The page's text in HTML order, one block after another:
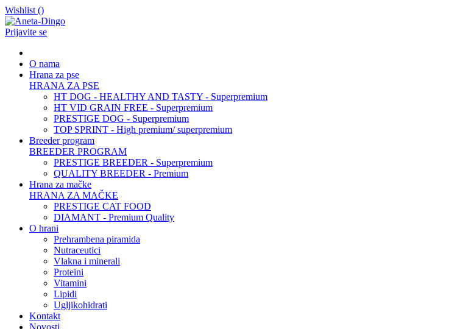
Wishlist ()
Prijavite se
O nama
Hrana za pse
HRANA ZA PSE
HT DOG - HEALTHY AND TASTY - Superpremium
HT VID GRAIN FREE - Superpremium
PRESTIGE DOG - Superpremium
TOP SPRINT - High premium/ superpremium
Breeder program
BREEDER PROGRAM
PRESTIGE BREEDER - Superpremium
QUALITY BREEDER - Premium
Hrana za mačke
HRANA ZA MAČKE
PRESTIGE CAT FOOD
DIAMANT - Premium Quality
O hrani
Prehrambena piramida
Nutraceutici
Vlakna i minerali
Proteini
Vitamini
Lipidi
Ugljikohidrati
Kontakt
Novosti